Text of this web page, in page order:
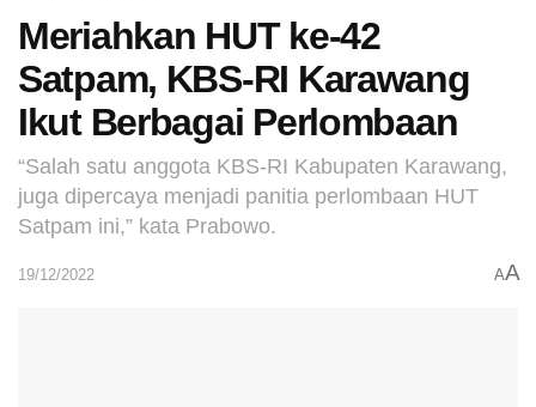
Meriahkan HUT ke-42
Satpam, KBS-RI Karawang
Ikut Berbagai Perlombaan
“Salah satu anggota KBS-RI Kabupaten Karawang,
juga dipercaya menjadi panitia perlombaan HUT
Satpam ini,” kata Prabowo.
19/12/2022 AA